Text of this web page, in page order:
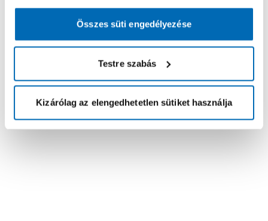
Összes süti engedélyezése
Testre szabás
Kizárólag az elengedhetetlen sütiket használja